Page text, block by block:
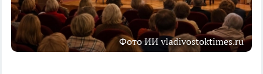
Фото ИИ vladivostoktimes.ru